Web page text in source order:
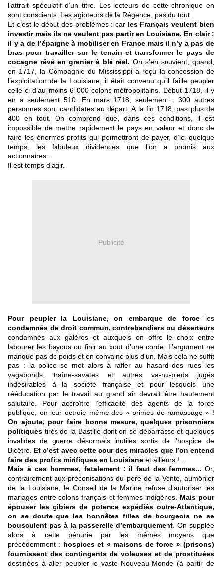
l’attrait spéculatif d’un titre. Les lecteurs de cette chronique en
sont conscients. Les agioteurs de la Régence, pas du tout.
Et c’est le début des problèmes : car les Français veulent bien
investir mais ils ne veulent pas partir en Louisiane. En clair :
il y a de l’épargne à mobiliser en France mais il n’y a pas de
bras pour travailler sur le terrain et transformer le pays de
cocagne rêvé en grenier à blé réel. On s’en souvient, quand,
en 1717, la Compagnie du Mississippi a reçu la concession de
l’exploitation de la Louisiane, il était convenu qu’il faille peupler
celle-ci d’au moins 6 000 colons métropolitains. Début 1718, il y
en a seulement 510. En mars 1718, seulement… 300 autres
personnes sont candidates au départ. A la fin 1718, pas plus de
400 en tout. On comprend que, dans ces conditions, il est
impossible de mettre rapidement le pays en valeur et donc de
faire les énormes profits qui permettront de payer, d’ici quelque
temps, les fabuleux dividendes que l’on a promis aux
actionnaires...
Il est temps d’agir.
Publicité
Pour peupler la Louisiane, on embarque de forceles
condamnés de droit commun, contrebandiers ou déserteurs
condamnés aux galères et auxquels on offre le choix entre
labourer les bayous ou finir au bout d’une corde. L’argument ne
manque pas de poids et en convainc plus d’un. Mais cela ne suffit
pas : la police se met alors à rafler au hasard des rues les
vagabonds, traîne-savates et autres va-nu-pieds jugés
indésirables à la société française et pour lesquels une
rééducation par le travail au grand air devrait être hautement
salutaire. Pour accroître l’efficacité des agents de la force
publique, on leur octroie même des « primes de ramassage » !
On ajoute, pour faire bonne mesure, quelques prisonniers
politiques tirés de la Bastille dont on se débarrasse et quelques
invalides de guerre désormais inutiles sortis de l’hospice de
Bicêtre. Et c’est avec cette cour des miracles que l’on entend
faire des profits mirifiques en Louisiane et ailleurs !...
Mais à ces hommes, fatalement : il faut des femmes... Or,
contrairement aux préconisations du père de la Vente, aumônier
de la Louisiane, le Conseil de la Marine refuse d’autoriser les
mariages entre colons français et femmes indigènes. Mais pour
épouser les gibiers de potence expédiés outre-Atlantique,
on se doute que les honnêtes filles de bourgeois ne se
bousculent pas à la passerelle d’embarquement . On supplée
alors à cette pénurie par les mêmes moyens que
précédemment : hospices et « maisons de force » (prisons)
fournissent des contingents de voleuses et de prostituées
destinées à aller peupler le vaste Nouveau-Monde (à partir de